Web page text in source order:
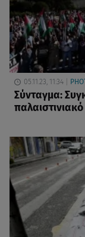
05.11.23, 11:34
Σύνταγμα: